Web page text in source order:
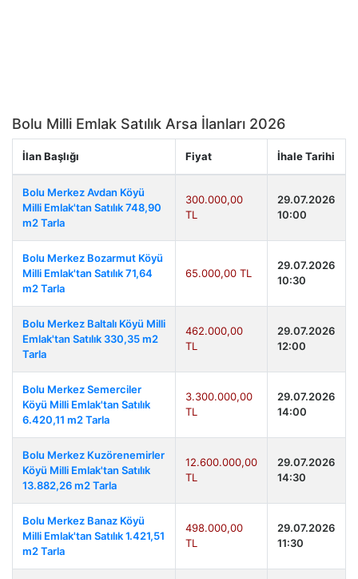
Bolu Milli Emlak Satılık Arsa İlanları 2026
İlan Başlığı Fiyat İhale Tarihi
Bolu Merkez Avdan Köyü
Milli Emlak'tan Satılık 748,90
m2 Tarla
300.000,00
TL
29.07.2026
10:00
Bolu Merkez Bozarmut Köyü
Milli Emlak'tan Satılık 71,64
m2 Tarla
65.000,00 TL
29.07.2026
10:30
Bolu Merkez Baltalı Köyü Milli
Emlak'tan Satılık 330,35 m2
Tarla
462.000,00
TL
29.07.2026
12:00
Bolu Merkez Semerciler
Köyü Milli Emlak'tan Satılık
6.420,11 m2 Tarla
3.300.000,00
TL
29.07.2026
14:00
Bolu Merkez Kuzörenemirler
Köyü Milli Emlak'tan Satılık
13.882,26 m2 Tarla
12.600.000,00
TL
29.07.2026
14:30
Bolu Merkez Banaz Köyü
Milli Emlak'tan Satılık 1.421,51
m2 Tarla
498.000,00
TL
29.07.2026
11:30